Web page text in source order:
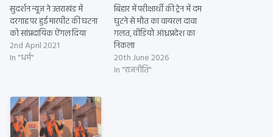
सुदर्शन न्यूज़ ने उत्तराखंड में
दरगाह पर हुई मारपीट की घटना
को सांप्रदायिक ऐंगल दिया
2nd April 2021
In "धर्म"
बिहार में परीक्षार्थी की ट्रेन में दम
घुटने से मौत का वायरल दावा
ग़लत, वीडियो आंध्रप्रदेश का
निकला
20th June 2026
In "राजनीति"